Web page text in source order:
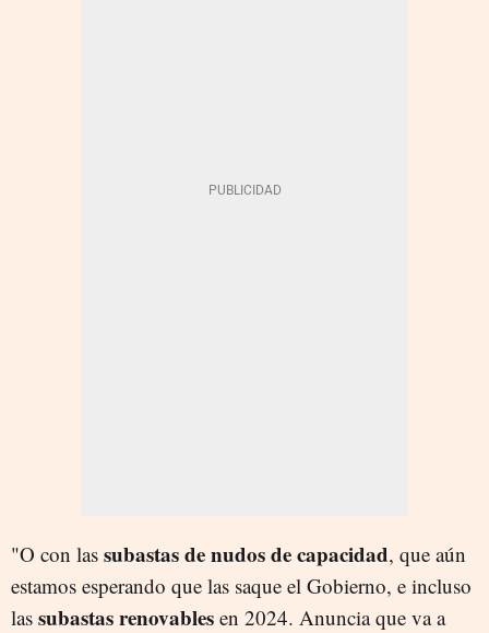
"O con las subastas de nudos de capacidad, que aún
estamos esperando que las saque el Gobierno, e incluso
las subastas renovables en 2024. Anuncia que va a